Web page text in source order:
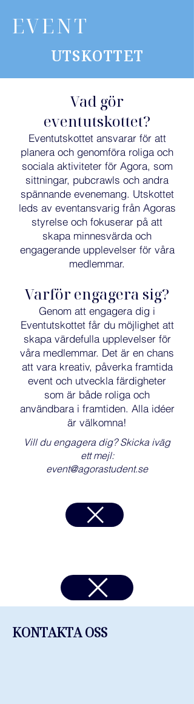
EVENT
UTSKOTTET
Vad gör
eventutskottet?
Eventutskottet ansvarar för att
planera och genomföra roliga och
sociala aktiviteter för Agora, som
sittningar, pubcrawls och andra
spännande evenemang. Utskottet
leds av eventansvarig från Agoras
styrelse och fokuserar på att
skapa minnesvärda och
engagerande upplevelser för våra
medlemmar.
Varför engagera sig?
Genom att engagera dig i
Eventutskottet får du möjlighet att
skapa värdefulla upplevelser för
våra medlemmar. Det är en chans
att vara kreativ, påverka framtida
event och utveckla färdigheter
som är både roliga och
användbara i framtiden. Alla idéer
är välkomna!​
Vill du engagera dig? Skicka iväg
ett mejl:
event@agorastudent.se
KONTAKTA OSS